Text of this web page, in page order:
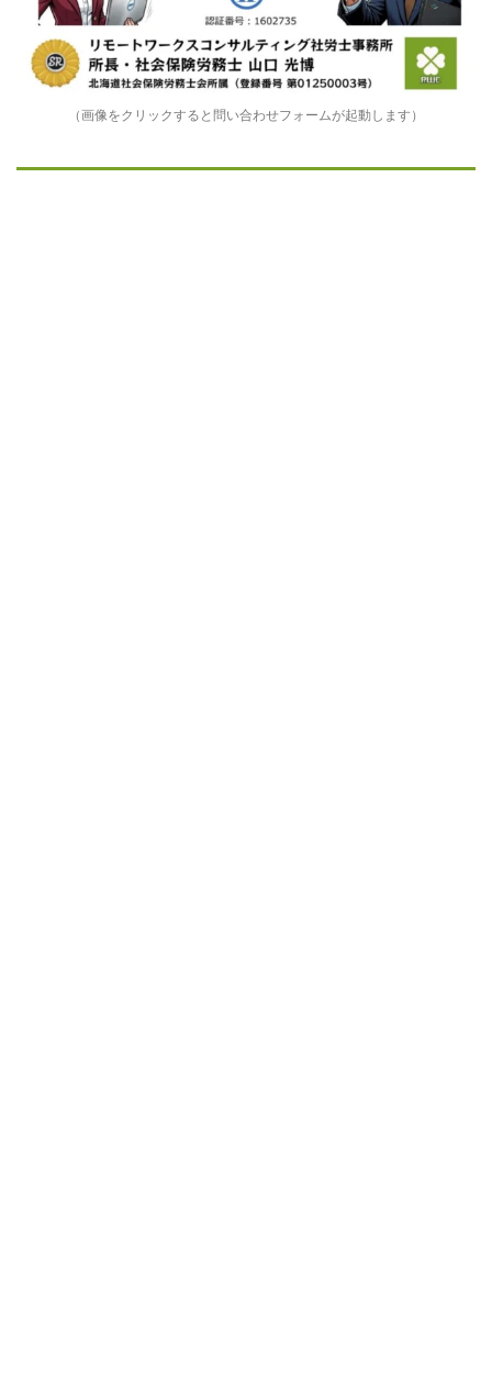
（画像をクリックすると問い合わせフォームが起動します）